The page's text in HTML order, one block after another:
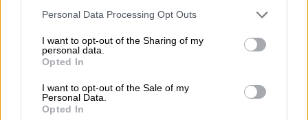
Please note that this website/app uses one or more Google
not limited to your visit or usage behaviour. You may click to
grant or deny consent to Google and its third-party tags to
use your data for below specified purposes in below Google
consent section.
Personal Data Processing Opt Outs
I want to opt-out of the Sharing of my
personal data.
Opted In
I want to opt-out of the Sale of my
Personal Data.
Opted In
Όταν αντιλήφθηκα ότι έχει καλάζαρ και
λεϊζμανία, ξεκινήσαμε την αγωγή.
Έκανα ό,τι μπορούσα για να το βοηθήσω…
Είναι πολύ εύκολο να καταδικάσεις
κάποιον… Η καταγγέλλουσα με πήρε